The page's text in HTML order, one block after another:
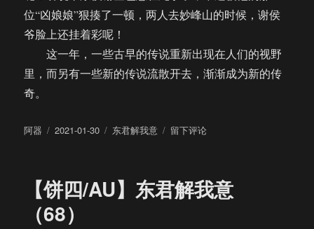
位“凶娘娘”狠揍了一顿，两人去妙峰山的时候，谢侯
爷脸上还挂着彩呢！
这一年，一些古早的传说重新出现在人们的视野
里，而另有一些新的传说流散开去，渐渐成为新的传
奇。
作
阿器
发
2021-01-30
分
东君解我意
于
君
解
留下评论
【饼四/AU】东君解我意
（68）